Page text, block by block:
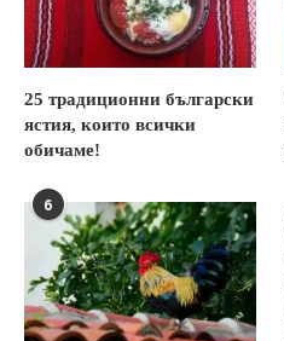
25 традиционни български
ястия, които всички
обичаме!
6